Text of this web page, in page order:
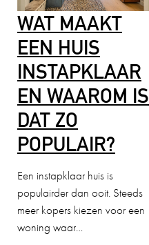
WAT MAAKT
EEN HUIS
INSTAPKLAAR
EN WAAROM IS
DAT ZO
POPULAIR?
Een instapklaar huis is
populairder dan ooit. Steeds
meer kopers kiezen voor een
woning waar…